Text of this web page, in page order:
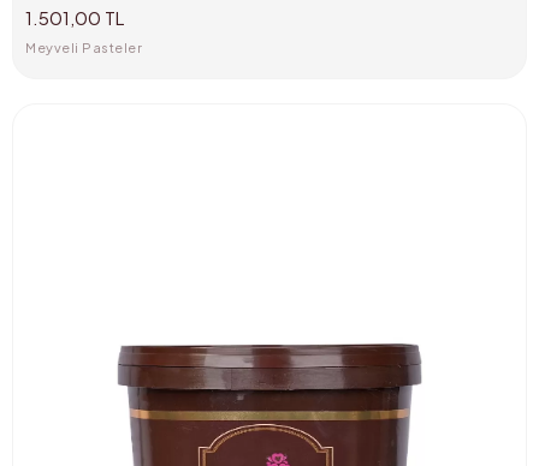
1.501,00 TL
Meyveli Pasteler